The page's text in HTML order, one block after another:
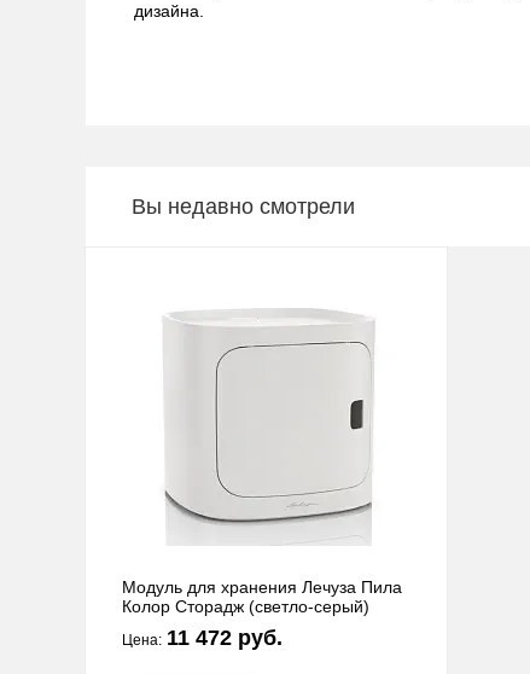
дизайна.
Вы недавно смотрели
Модуль для хранения Лечуза Пила
Колор Сторадж (светло-серый)
Цена: 11 472 руб.